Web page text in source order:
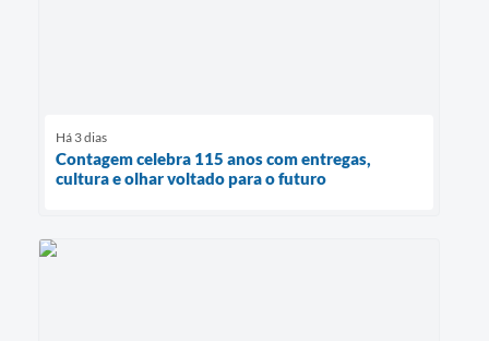
Há 3 dias
Contagem celebra 115 anos com entregas,
cultura e olhar voltado para o futuro